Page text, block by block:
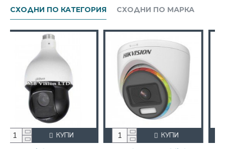
СХОДНИ ПО КАТЕГОРИЯ СХОДНИ ПО МАРКА
КУПИ
КУПИ